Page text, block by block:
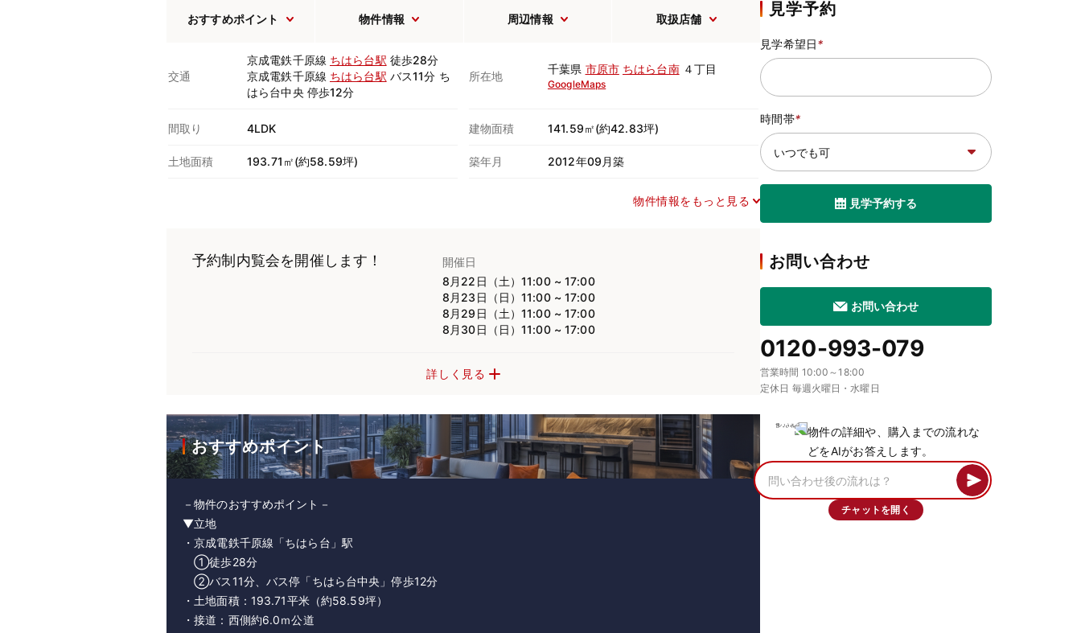
おすすめポイント 物件情報 周辺情報 取扱店舗
交通
京成電鉄千原線 ちはら台駅 徒歩28分
京成電鉄千原線 ちはら台駅 バス11分 ち
はら台中央 停歩12分
所在地
千葉県 市原市 ちはら台南 ４丁目
GoogleMaps
間取り 4LDK 建物面積 141.59㎡(約42.83坪)
土地面積 193.71㎡(約58.59坪) 築年月 2012年09月築
物件情報をもっと見る
予約制内覧会を開催します！
開催日
8月22日（土）11:00 ~ 17:00
8月23日（日）11:00 ~ 17:00
8月29日（土）11:00 ~ 17:00
8月30日（日）11:00 ~ 17:00
詳しく見る
おすすめポイント
－物件のおすすめポイント－
▼立地
・京成電鉄千原線「ちはら台」駅
①徒歩28分
②バス11分、バス停「ちはら台中央」停歩12分
・土地面積：193.71平米（約58.59坪）
・接道：西側約6.0ｍ公道
見学予約
見学希望日*
時間帯*
見学予約する
お問い合わせ
お問い合わせ
0120-993-079
営業時間 10:00～18:00
定休日 毎週火曜日・水曜日
物件の詳細や、購入までの流れな
どをAIがお答えします。
チャットを開く